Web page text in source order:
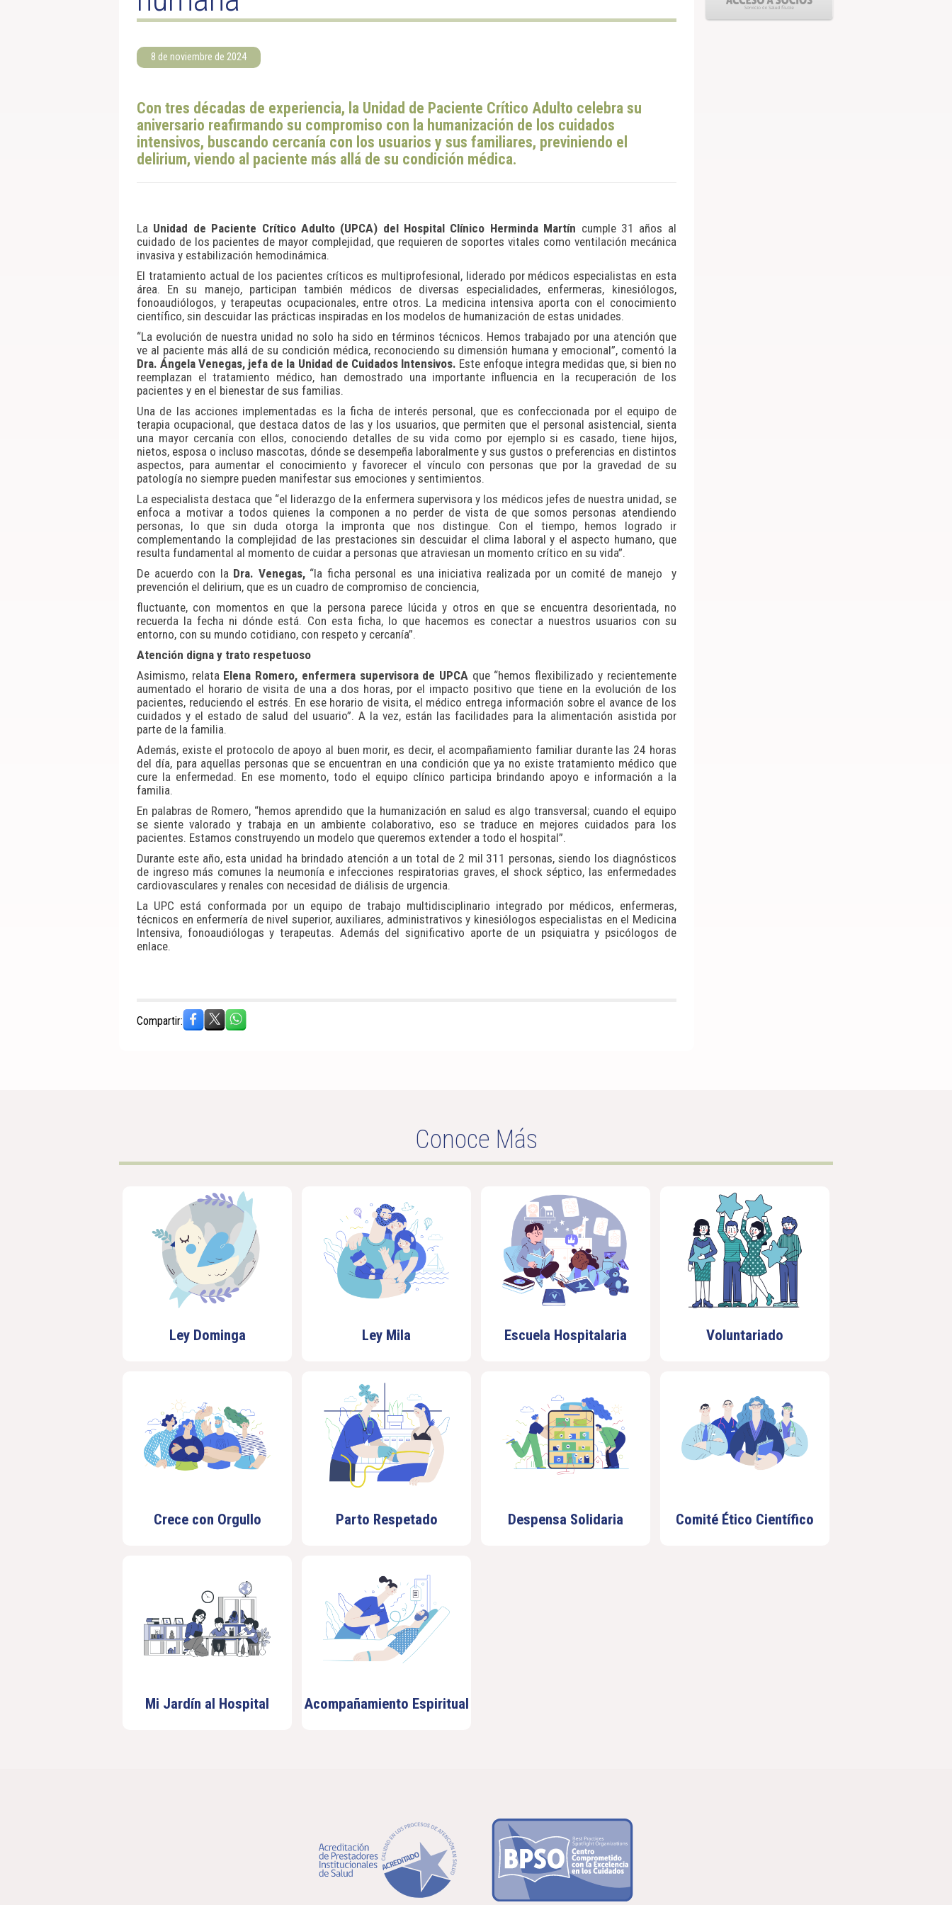
8 de noviembre de 2024
Con tres décadas de experiencia, la Unidad de Paciente Crítico Adulto celebra su
aniversario reafirmando su compromiso con la humanización de los cuidados
intensivos, buscando cercanía con los usuarios y sus familiares, previniendo el
delirium, viendo al paciente más allá de su condición médica.
La Unidad de Paciente Crítico Adulto (UPCA) del Hospital Clínico Herminda Martín cumple 31 años al
cuidado de los pacientes de mayor complejidad, que requieren de soportes vitales como ventilación mecánica
invasiva y estabilización hemodinámica.
El tratamiento actual de los pacientes críticos es multiprofesional, liderado por médicos especialistas en esta
área. En su manejo, participan también médicos de diversas especialidades, enfermeras, kinesiólogos,
fonoaudiólogos, y terapeutas ocupacionales, entre otros. La medicina intensiva aporta con el conocimiento
científico, sin descuidar las prácticas inspiradas en los modelos de humanización de estas unidades.
“La evolución de nuestra unidad no solo ha sido en términos técnicos. Hemos trabajado por una atención que
ve al paciente más allá de su condición médica, reconociendo su dimensión humana y emocional”, comentó la
Dra. Ángela Venegas, jefa de la Unidad de Cuidados Intensivos. Este enfoque integra medidas que, si bien no
reemplazan el tratamiento médico, han demostrado una importante influencia en la recuperación de los
pacientes y en el bienestar de sus familias.
Una de las acciones implementadas es la ficha de interés personal, que es confeccionada por el equipo de
terapia ocupacional, que destaca datos de las y los usuarios, que permiten que el personal asistencial, sienta
una mayor cercanía con ellos, conociendo detalles de su vida como por ejemplo si es casado, tiene hijos,
nietos, esposa o incluso mascotas, dónde se desempeña laboralmente y sus gustos o preferencias en distintos
aspectos, para aumentar el conocimiento y favorecer el vínculo con personas que por la gravedad de su
patología no siempre pueden manifestar sus emociones y sentimientos.
La especialista destaca que “el liderazgo de la enfermera supervisora y los médicos jefes de nuestra unidad, se
enfoca a motivar a todos quienes la componen a no perder de vista de que somos personas atendiendo
personas, lo que sin duda otorga la impronta que nos distingue. Con el tiempo, hemos logrado ir
complementando la complejidad de las prestaciones sin descuidar el clima laboral y el aspecto humano, que
resulta fundamental al momento de cuidar a personas que atraviesan un momento crítico en su vida”.
De acuerdo con la Dra. Venegas, “la ficha personal es una iniciativa realizada por un comité de manejo y
prevención el delirium, que es un cuadro de compromiso de conciencia,
fluctuante, con momentos en que la persona parece lúcida y otros en que se encuentra desorientada, no
recuerda la fecha ni dónde está. Con esta ficha, lo que hacemos es conectar a nuestros usuarios con su
entorno, con su mundo cotidiano, con respeto y cercanía”.
Atención digna y trato respetuoso
Asimismo, relata Elena Romero, enfermera supervisora de UPCA que “hemos flexibilizado y recientemente
aumentado el horario de visita de una a dos horas, por el impacto positivo que tiene en la evolución de los
pacientes, reduciendo el estrés. En ese horario de visita, el médico entrega información sobre el avance de los
cuidados y el estado de salud del usuario”. A la vez, están las facilidades para la alimentación asistida por
parte de la familia.
Además, existe el protocolo de apoyo al buen morir, es decir, el acompañamiento familiar durante las 24 horas
del día, para aquellas personas que se encuentran en una condición que ya no existe tratamiento médico que
cure la enfermedad. En ese momento, todo el equipo clínico participa brindando apoyo e información a la
familia.
En palabras de Romero, “hemos aprendido que la humanización en salud es algo transversal; cuando el equipo
se siente valorado y trabaja en un ambiente colaborativo, eso se traduce en mejores cuidados para los
pacientes. Estamos construyendo un modelo que queremos extender a todo el hospital”.
Durante este año, esta unidad ha brindado atención a un total de 2 mil 311 personas, siendo los diagnósticos
de ingreso más comunes la neumonía e infecciones respiratorias graves, el shock séptico, las enfermedades
cardiovasculares y renales con necesidad de diálisis de urgencia.
La UPC está conformada por un equipo de trabajo multidisciplinario integrado por médicos, enfermeras,
técnicos en enfermería de nivel superior, auxiliares, administrativos y kinesiólogos especialistas en el Medicina
Intensiva, fonoaudiólogas y terapeutas. Además del significativo aporte de un psiquiatra y psicólogos de
enlace.
Compartir:
Conoce Más
Ley Dominga Ley Mila Escuela Hospitalaria Voluntariado
Crece con Orgullo Parto Respetado Despensa Solidaria Comité Ético Científico
Mi Jardín al Hospital Acompañamiento Espiritual